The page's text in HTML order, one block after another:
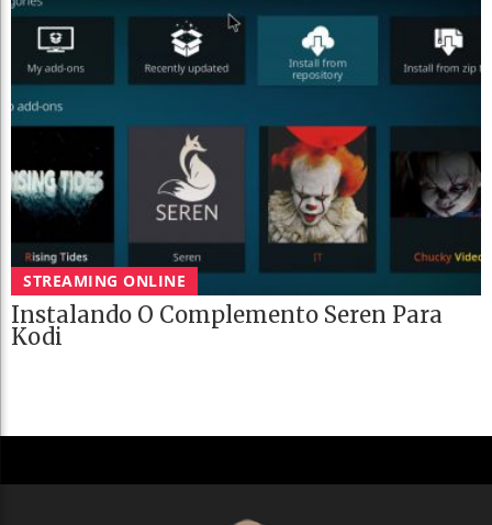
STREAMING ONLINE
Instalando O Complemento Seren Para
Kodi